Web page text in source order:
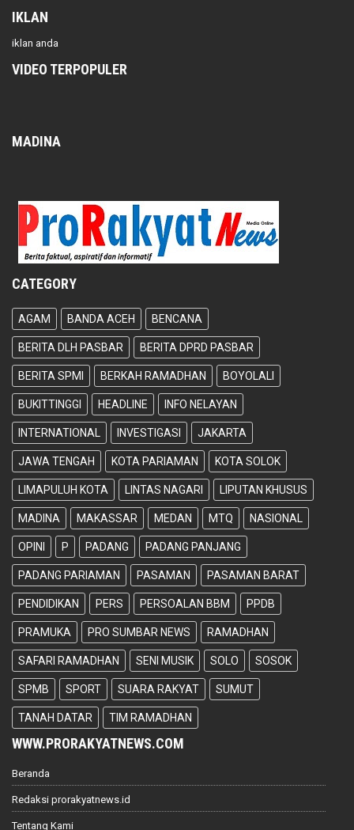
IKLAN
iklan anda
VIDEO TERPOPULER
MADINA
CATEGORY
AGAM BANDA ACEH BENCANA
BERITA DLH PASBAR BERITA DPRD PASBAR
BERITA SPMI BERKAH RAMADHAN BOYOLALI
BUKITTINGGI HEADLINE INFO NELAYAN
INTERNATIONAL INVESTIGASI JAKARTA
JAWA TENGAH KOTA PARIAMAN KOTA SOLOK
LIMAPULUH KOTA LINTAS NAGARI LIPUTAN KHUSUS
MADINA MAKASSAR MEDAN MTQ NASIONAL
OPINI P PADANG PADANG PANJANG
PADANG PARIAMAN PASAMAN PASAMAN BARAT
PENDIDIKAN PERS PERSOALAN BBM PPDB
PRAMUKA PRO SUMBAR NEWS RAMADHAN
SAFARI RAMADHAN SENI MUSIK SOLO SOSOK
SPMB SPORT SUARA RAKYAT SUMUT
TANAH DATAR TIM RAMADHAN
WWW.PRORAKYATNEWS.COM
Beranda
Redaksi prorakyatnews.id
Tentang Kami